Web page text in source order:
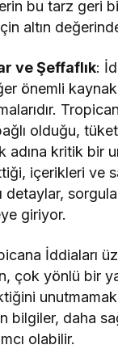
bu tarz geri
altın
ve Şeffaflık:
önemli
olduğu,
adına kritik bir
içerikleri ve
detaylar,
giriyor.
İddiaları
çok yönlü bir
bilgiler, daha
olabilir.